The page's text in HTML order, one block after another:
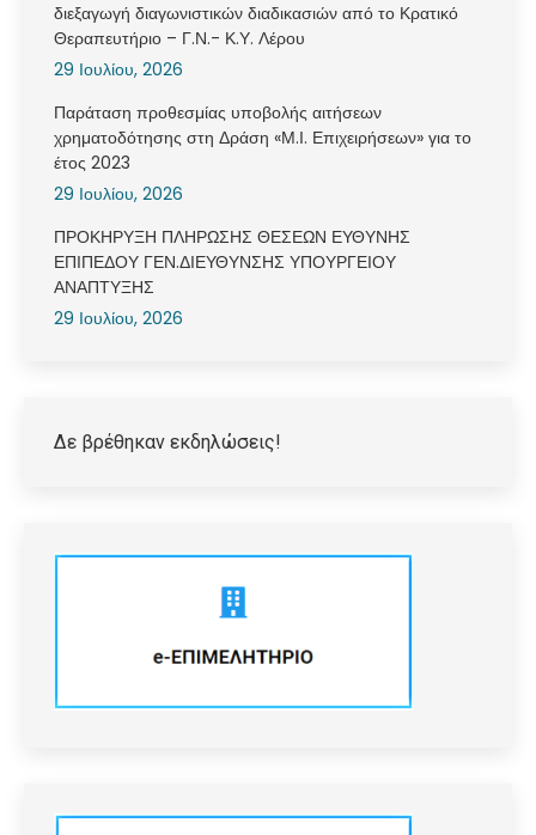
διεξαγωγή διαγωνιστικών διαδικασιών από το Κρατικό
Θεραπευτήριο – Γ.Ν.- Κ.Υ. Λέρου
29 Ιουλίου, 2026
Παράταση προθεσμίας υποβολής αιτήσεων
χρηματοδότησης στη Δράση «Μ.Ι. Επιχειρήσεων» για το
έτος 2023
29 Ιουλίου, 2026
ΠΡΟΚΗΡΥΞΗ ΠΛΗΡΩΣΗΣ ΘΕΣΕΩΝ ΕΥΘΥΝΗΣ
ΕΠΙΠΕΔΟΥ ΓΕΝ.ΔΙΕΥΘΥΝΣΗΣ ΥΠΟΥΡΓΕΙΟΥ
ΑΝΑΠΤΥΞΗΣ
29 Ιουλίου, 2026
Δε βρέθηκαν εκδηλώσεις!